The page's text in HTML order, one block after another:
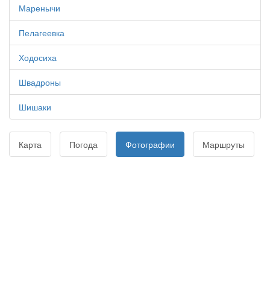
Маренычи
Пелагеевка
Ходосиха
Швадроны
Шишаки
Карта Погода Фотографии Маршруты